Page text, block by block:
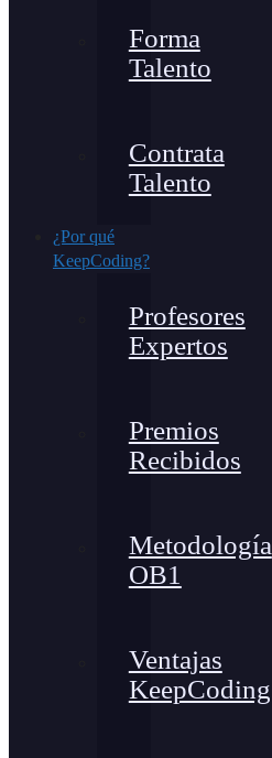
Forma
Talento
Contrata
Talento
¿Por qué
KeepCoding?
Profesores
Expertos
Premios
Recibidos
Metodología
OB1
Ventajas
KeepCoding